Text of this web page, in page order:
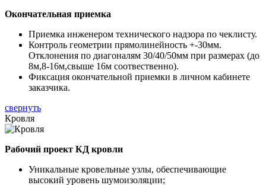
Окончательная приемка
Приемка инженером технического надзора по чеклисту.
Контроль геометрии прямолинейность +-30мм.
Отклонения по диагоналям 30/40/50мм при размерах (до
8м,8-16м,свыше 16м соотвественно).
Фиксация окончательной приемки в личном кабинете
заказчика.
свернуть
Кровля
Рабочий проект КД кровли
Уникальные кровельные узлы, обеспечивающие
высокий уровень шумоизоляции;